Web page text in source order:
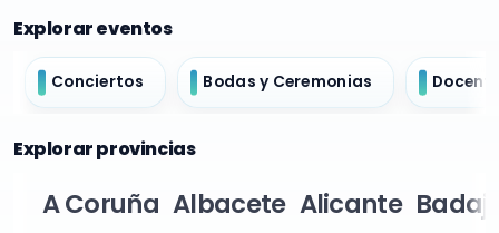
Explorar eventos
Conciertos Bodas y Ceremonias
Explorar provincias
A Coruña Albacete Alicante